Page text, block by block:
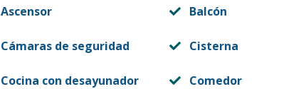
Ascensor Balcón
Cámaras de seguridad Cisterna
Cocina con desayunador Comedor